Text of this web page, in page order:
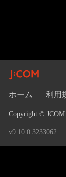
ホーム 利用
Copyright © JCOM
v9.10.0.3233062